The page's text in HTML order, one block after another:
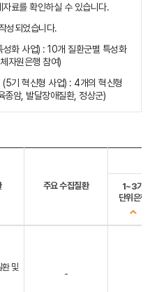
료를 확인하실 수 있습니다.
성되었습니다.
화 사업) : 10개 질환군별 특성화
자원은행 참여)
기 혁신형 사업) : 4개의 혁신형
종암, 발달장애질환, 정상군)
주요 수집질환
1~3기
단위은행
환 및
-